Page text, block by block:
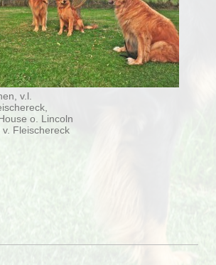
v.l.
o. Lincoln
Fleischereck